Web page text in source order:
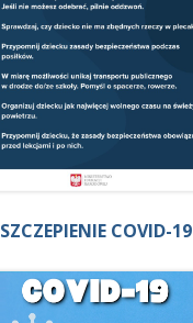
SZCZEPIENIE COVID-19